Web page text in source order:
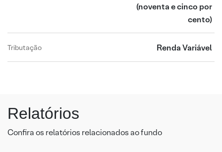
(noventa e cinco por
cento)
Tributação Renda Variável
Relatórios
Confira os relatórios relacionados ao fundo